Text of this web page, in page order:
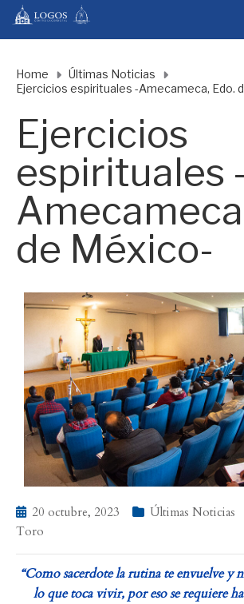
Home
Últimas Noticias
Ejercicios espirituales -Amecameca, Edo.
Ejercicios
espirituales -
de México-
20 octubre, 2023 Últimas Noticias
Toro
“Como sacerdote la rutina te envuelve y
lo que toca vivir, por eso se requiere